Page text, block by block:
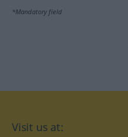
*Mandatory field
Visit us at: